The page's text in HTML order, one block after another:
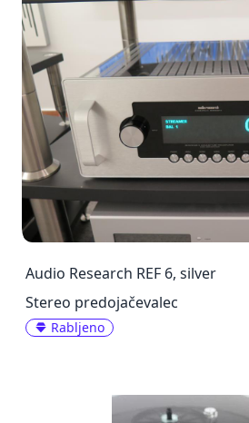
Audio Research REF 6, silver
Stereo predojačevalec
Rabljeno